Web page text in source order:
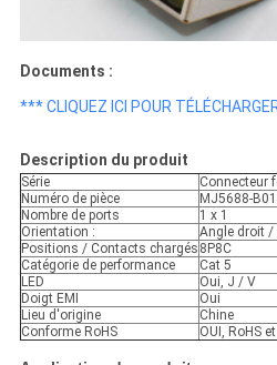
Documents :
*** CLIQUEZ ICI POUR
Description du produit
Série
Connecteur
Numéro de pièce
MJ5688-
Nombre de ports
1 x 1
Orientation :
Angle droit /
Positions / Contacts chargés 8P8C
Catégorie de performance
Cat 5
LED
Oui, J / V
Doigt EMI
Oui
Lieu d'origine
Chine
Conforme RoHS
OUI, RoHS